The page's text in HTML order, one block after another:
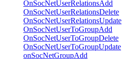
OnSocNetUserRelationsAdd
OnSocNetUserRelationsDelete
OnSocNetUserRelationsUpdate
OnSocNetUserToGroupAdd
OnSocNetUserToGroupDelete
OnSocNetUserToGroupUpdate
onSocNetGroupAdd